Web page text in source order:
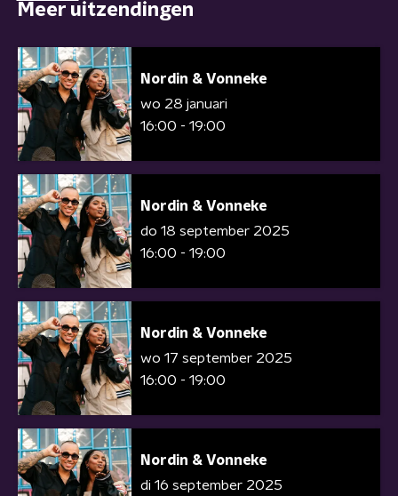
Meer uitzendingen
Nordin & Vonneke
wo 28 januari
16:00 - 19:00
Nordin & Vonneke
do 18 september 2025
16:00 - 19:00
Nordin & Vonneke
wo 17 september 2025
16:00 - 19:00
Nordin & Vonneke
di 16 september 2025